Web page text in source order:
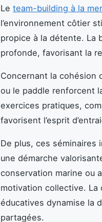
Le team-building à la mer
l’environnement côtier
propice à la détente. La
profonde, favorisant la
Concernant la cohésion
ou le paddle renforcent
exercices pratiques,
favorisent l’esprit
De plus, ces
une démarche
conservation marine ou
motivation collective. La
éducatives dynamise la
partagées.